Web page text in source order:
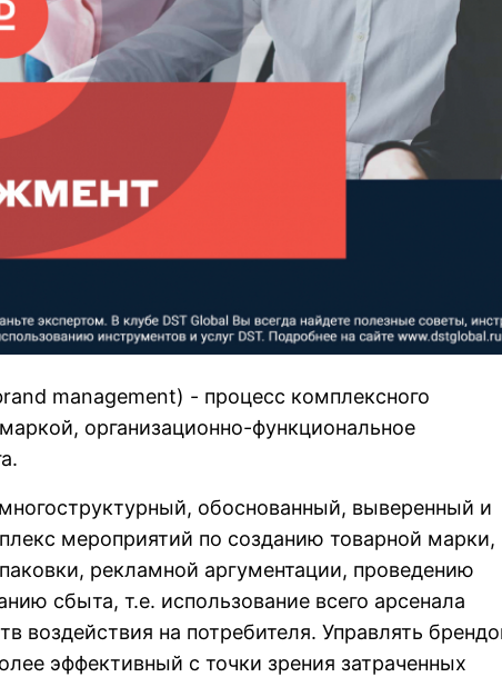
management) - процесс комплексного
организационно-функциональное
обоснованный, выверенный и
мероприятий по созданию товарной марки,
рекламной аргументации, проведению
сбыта, т.е. использование всего арсенала
воздействия на потребителя. Управлять
эффективный с точки зрения затраченных